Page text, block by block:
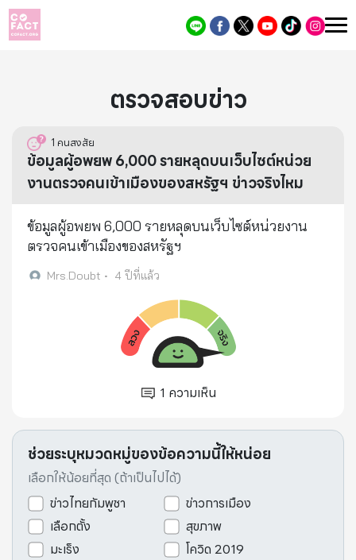
ตรวจสอบข่าว
1 คนสงสัย
ข้อมูลผู้อพยพ 6,000 รายหลุดบนเว็บไซต์หน่วย
งานตรวจคนเข้าเมืองของสหรัฐฯ ข่าวจริงไหม
ข้อมูลผู้อพยพ 6,000 รายหลุดบนเว็บไซต์หน่วยงาน
ตรวจคนเข้าเมืองของสหรัฐฯ
Mrs.Doubt • 4 ปีที่แล้ว
1 ความเห็น
ช่วยระบุหมวดหมู่ของข้อความนี้ให้หน่อย
เลือกให้น้อยที่สุด (ถ้าเป็นไปได้)
ข่าวไทยกัมพูชา
ข่าวการเมือง
เลือกตั้ง
สุขภาพ
มะเร็ง
โควิด 2019